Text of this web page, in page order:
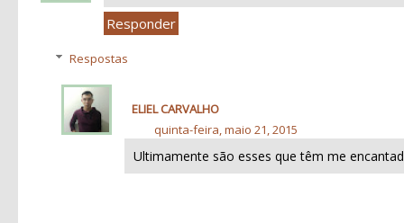
Responder
Respostas
ELIEL CARVALHO
quinta-feira, maio 21, 2015
Ultimamente são esses que têm me